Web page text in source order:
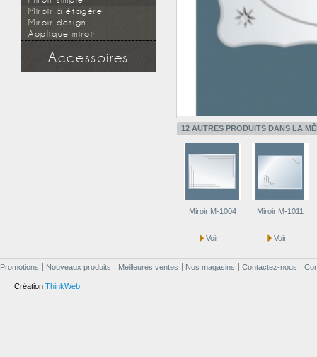
Miroir à étagère
Miroir design
Applique miroir
Accessoires
12 AUTRES PRODUITS DANS LA
Miroir M-1004
Voir
Miroir M-1011
Voir
Promotions Nouveaux produits Meilleures ventes Nos magasins Contactez-nous
Création ThinkWeb